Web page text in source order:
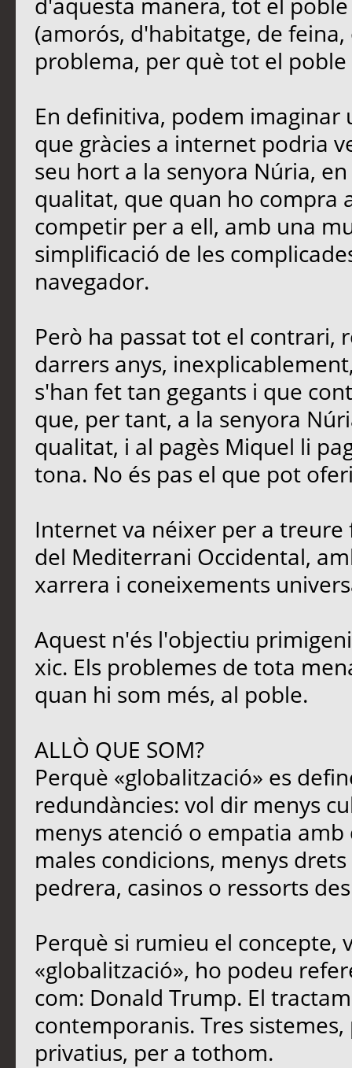
(amorós, d'habitatge, de
problema, per què tot el
En definitiva, podem imaginar
que gràcies a internet podria
seu hort a la senyora Núria,
qualitat, que quan ho compra
competir per a ell, amb una
simplificació de les
navegador.
Però ha passat tot el contrari,
darrers anys,
s'han fet tan gegants i que
que, per tant, a la senyora
qualitat, i al pagès Miquel li
tona. No és pas el que pot
Internet va néixer per a
del Mediterrani Occidental,
xarrera i coneixements
Aquest n'és l'objectiu
xic. Els problemes de tota
quan hi som més, al poble.
ALLÒ QUE SOM?
Perquè «globalització» es
redundàncies: vol dir menys
menys atenció o empatia
males condicions, menys
pedrera, casinos o ressorts
Perquè si rumieu el concepte,
«globalització», ho podeu
com: Donald Trump. El
contemporanis. Tres
privatius, per a tothom.